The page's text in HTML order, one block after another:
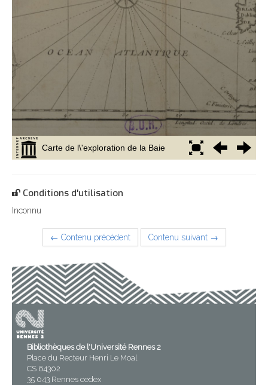
Conditions d'utilisation
Inconnu
← Contenu précédent Contenu suivant →
Bibliothèques de l'Université Rennes 2
Place du Recteur Henri Le Moal
CS 64302
35 043 Rennes cedex